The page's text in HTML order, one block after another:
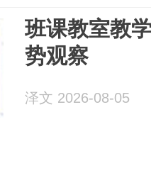
班课教室教
势观察
泽文 2026-08-05